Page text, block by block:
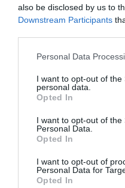
also be disclosed by us to
Downstream Participants
Personal Data
I want to opt-out of the
personal data.
Opted In
I want to opt-out of the
Personal Data.
Opted In
I want to opt-out of
Personal Data for
Opted In